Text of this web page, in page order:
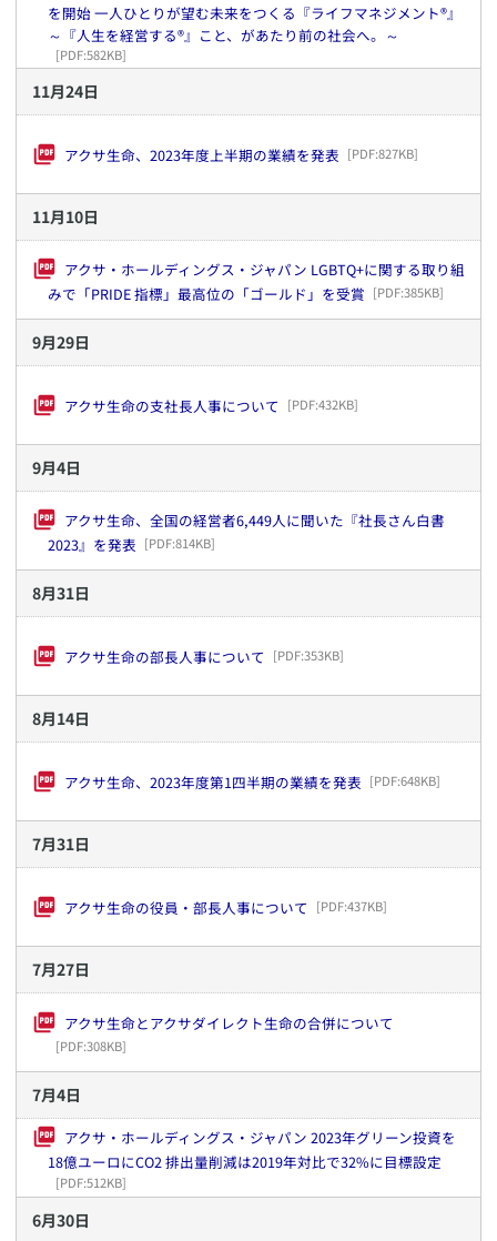
を開始 一人ひとりが望む未来をつくる『ライフマネジメント®』
～『人生を経営する®』こと、があたり前の社会へ。～
[PDF:582KB]
11月24日
アクサ生命、2023年度上半期の業績を発表 [PDF:827KB]
11月10日
アクサ・ホールディングス・ジャパン LGBTQ+に関する取り組
みで「PRIDE 指標」最高位の「ゴールド」を受賞 [PDF:385KB]
9月29日
アクサ生命の支社長人事について [PDF:432KB]
9月4日
アクサ生命、全国の経営者6,449人に聞いた『社長さん白書
2023』を発表 [PDF:814KB]
8月31日
アクサ生命の部長人事について [PDF:353KB]
8月14日
アクサ生命、2023年度第1四半期の業績を発表 [PDF:648KB]
7月31日
アクサ生命の役員・部長人事について [PDF:437KB]
7月27日
アクサ生命とアクサダイレクト生命の合併について
[PDF:308KB]
7月4日
アクサ・ホールディングス・ジャパン 2023年グリーン投資を
18億ユーロにCO2 排出量削減は2019年対比で32%に目標設定
[PDF:512KB]
6月30日